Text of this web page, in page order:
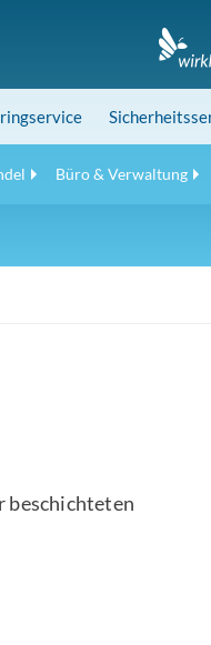
Büro & Verwaltung
beschichteten